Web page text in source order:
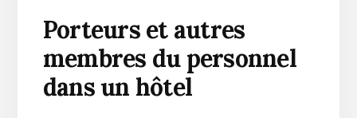
Porteurs et autres
membres du personnel
dans un hôtel